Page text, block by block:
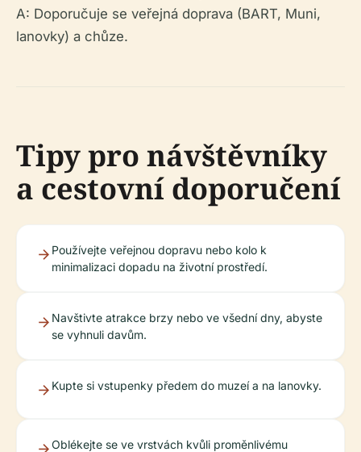
A: Doporučuje se veřejná doprava (BART, Muni,
lanovky) a chůze.
Tipy pro návštěvníky
a cestovní doporučení
Používejte veřejnou dopravu nebo kolo k
minimalizaci dopadu na životní prostředí.
Navštivte atrakce brzy nebo ve všední dny, abyste
se vyhnuli davům.
Kupte si vstupenky předem do muzeí a na lanovky.
Oblékejte se ve vrstvách kvůli proměnlivému